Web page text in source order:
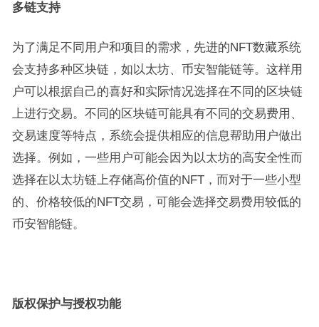
多链支持
为了满足不同用户和项目的需求，先进的NFT数藏系统
会支持多种区块链，如以太坊、币安智能链等。这样用
户可以根据自己的喜好和实际情况选择在不同的区块链
上进行交易。不同的区块链可能具有不同的交易费用、
交易速度等特点，系统会提供相应的信息帮助用户做出
选择。例如，一些用户可能会因为以太坊的高安全性而
选择在以太坊链上存储高价值的NFT，而对于一些小型
的、价格较低的NFT交易，可能会选择交易费用较低的
币安智能链。
版权保护与授权功能